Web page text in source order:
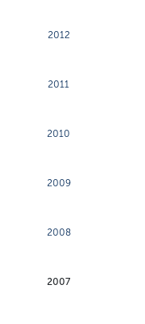
2012
2011
2010
2009
2008
2007